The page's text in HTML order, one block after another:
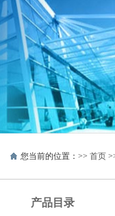
您当前的位置：>> 首页
产品目录